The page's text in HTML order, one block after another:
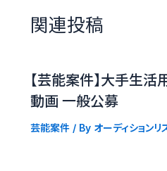
関連投稿
【芸能案件】大手生
動画 一般公募
芸能案件/ By オーディションリ